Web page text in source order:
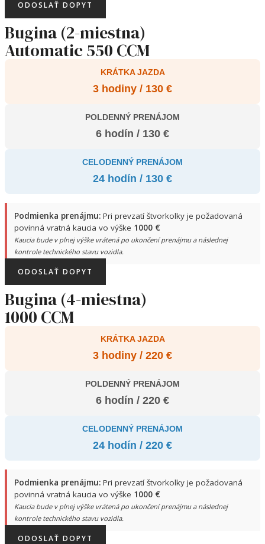
ODOSLAŤ DOPYT
Bugina (2-miestna)
Automatic 550 CCM
KRÁTKA JAZDA
3 hodiny / 130 €
POLDENNÝ PRENÁJOM
6 hodín / 130 €
CELODENNÝ PRENÁJOM
24 hodín / 130 €
Podmienka prenájmu: Pri prevzatí štvorkolky je požadovaná
povinná vratná kaucia vo výške 1000 €
Kaucia bude v plnej výške vrátená po ukončení prenájmu a následnej
kontrole technického stavu vozidla.
ODOSLAŤ DOPYT
Bugina (4-miestna)
1000 CCM
KRÁTKA JAZDA
3 hodiny / 220 €
POLDENNÝ PRENÁJOM
6 hodín / 220 €
CELODENNÝ PRENÁJOM
24 hodín / 220 €
Podmienka prenájmu: Pri prevzatí štvorkolky je požadovaná
povinná vratná kaucia vo výške 1000 €
Kaucia bude v plnej výške vrátená po ukončení prenájmu a následnej
kontrole technického stavu vozidla.
ODOSLAŤ DOPYT